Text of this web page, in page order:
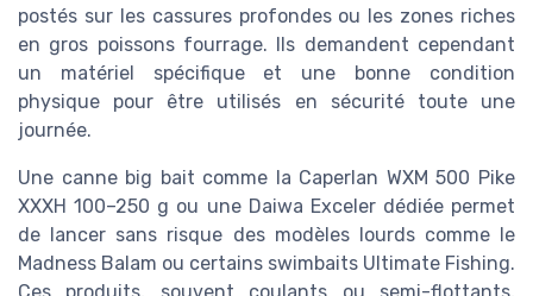
postés sur les cassures profondes ou les zones riches
en gros poissons fourrage. Ils demandent cependant
un matériel spécifique et une bonne condition
physique pour être utilisés en sécurité toute une
journée.
Une canne big bait comme la Caperlan WXM 500 Pike
XXXH 100–250 g ou une Daiwa Exceler dédiée permet
de lancer sans risque des modèles lourds comme le
Madness Balam ou certains swimbaits Ultimate Fishing.